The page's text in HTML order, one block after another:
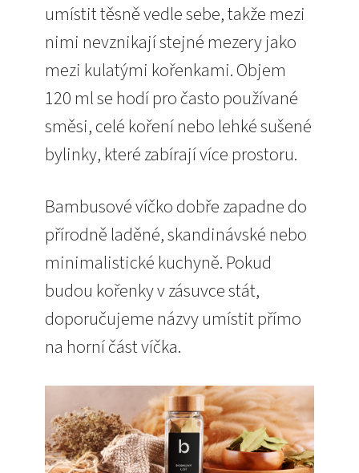
umístit těsně vedle sebe, takže mezi
nimi nevznikají stejné mezery jako
mezi kulatými kořenkami. Objem
120 ml se hodí pro často používané
směsi, celé koření nebo lehké sušené
bylinky, které zabírají více prostoru.
Bambusové víčko dobře zapadne do
přírodně laděné, skandinávské nebo
minimalistické kuchyně. Pokud
budou kořenky v zásuvce stát,
doporučujeme názvy umístit přímo
na horní část víčka.